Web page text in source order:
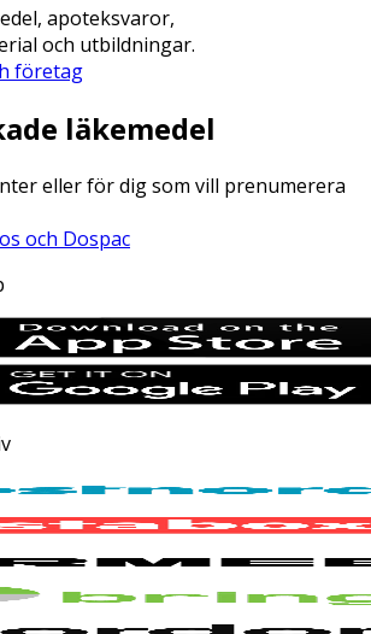
apoteksvaror,
och utbildningar.
företag
läkemedel
eller för dig som vill prenumerera
och Dospac